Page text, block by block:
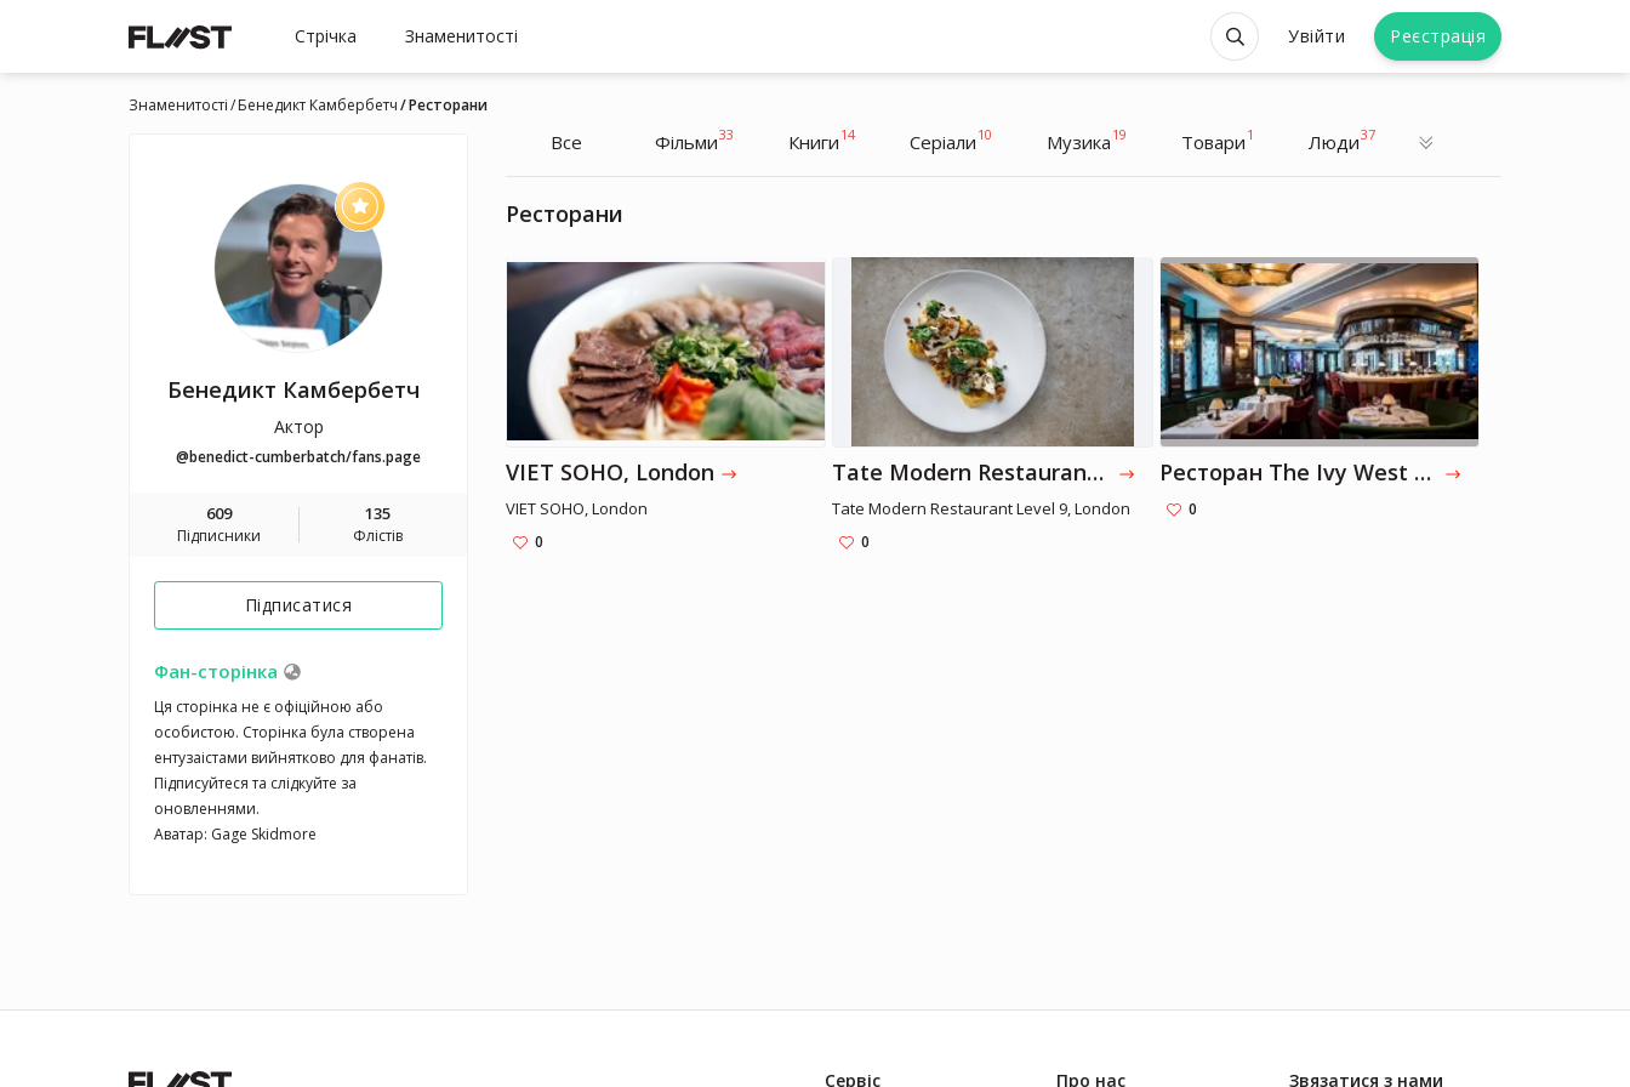
Стрічка Знаменитості Увійти Реєстрація
Знаменитості Бенедикт Камбербетч Ресторани
Бенедикт Камбербетч
Актор
@benedict-cumberbatch/fans.page
609
Підписники
135
Флістів
Підписатися
Фан-сторінка
Ця сторінка не є офіційною або
особистою. Сторінка була створена
ентузаістами вийнятково для фанатів.
Підписуйтеся та слідкуйте за
оновленнями.
Аватар: Gage Skidmore
Все Фільми33 Книги 14 Серіали 10 Музика 19 Товари 1 Люди37
Ресторани
VIET SOHO, London
VIET SOHO, London
Бенедикт Камбербетч
Актор
0
Tate Modern Restaurant Level 9, London
Tate Modern Restaurant Level 9, London
Бенедикт Камбербетч
Актор
0
Ресторан The Ivy West Street, London
Бенедикт Камбербетч
Актор
0
Сервіс Про нас Звязатися з нами